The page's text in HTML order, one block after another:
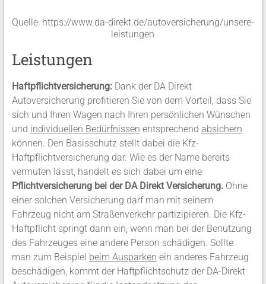
Quelle: https://www.da-direkt.de/autoversicherung/unsere-
leistungen
Leistungen
Haftpflichtversicherung:Dank der DA Direkt
Autoversicherung profitieren Sie von dem Vorteil, dass Sie
sich und Ihren Wagen nach Ihren persönlichen Wünschen
und individuellen Bedürfnissen entsprechend absichern
können. Den Basisschutz stellt dabei die Kfz-
Haftpflichtversicherung dar. Wie es der Name bereits
vermuten lässt, handelt es sich dabei um eine
Pflichtversicherung bei der DA Direkt Versicherung.Ohne
einer solchen Versicherung darf man mit seinem
Fahrzeug nicht am Straßenverkehr partizipieren. Die Kfz-
Haftpflicht springt dann ein, wenn man bei der Benutzung
des Fahrzeuges eine andere Person schädigen. Sollte
man zum Beispiel beim Ausparken ein anderes Fahrzeug
beschädigen, kommt der Haftpflichtschutz der DA-Direkt